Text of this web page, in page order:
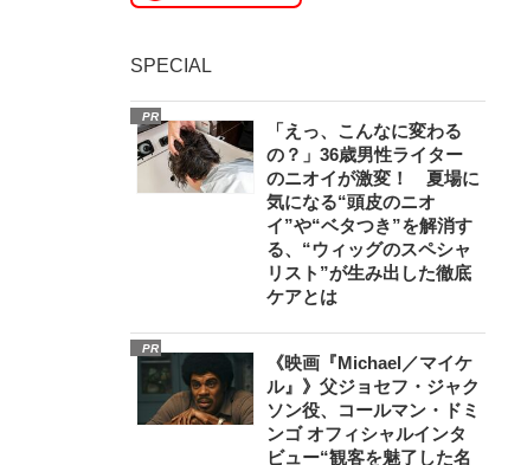
SPECIAL
PR
「えっ、こんなに変わる
の？」36歳男性ライター
のニオイが激変！ 夏場に
気になる“頭皮のニオ
イ”や“ベタつき”を解消す
る、“ウィッグのスペシャ
リスト”が生み出した徹底
ケアとは
PR
《映画『Michael／マイケ
ル』》父ジョセフ・ジャク
ソン役、コールマン・ドミ
ンゴ オフィシャルインタ
ビュー“観客を魅了した名